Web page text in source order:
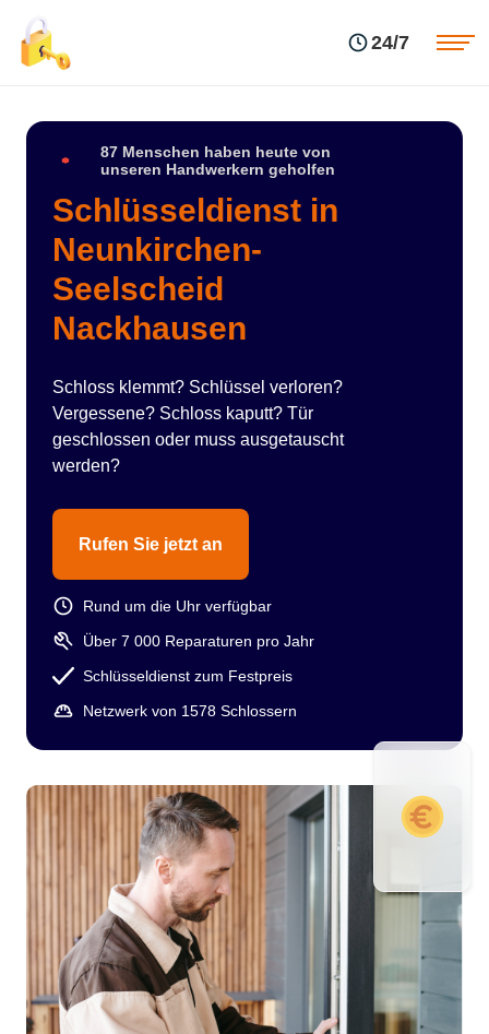
24/7
87 Menschen haben heute von
unseren Handwerkern geholfen
Schlüsseldienst in
Neunkirchen-
Seelscheid
Nackhausen
Schloss klemmt? Schlüssel verloren?
Vergessene? Schloss kaputt? Tür
geschlossen oder muss ausgetauscht
werden?
Rufen Sie jetzt an
Rund um die Uhr verfügbar
Über 7 000 Reparaturen pro Jahr
Schlüsseldienst zum Festpreis
Netzwerk von 1578 Schlossern